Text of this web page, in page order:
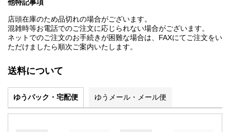
他特記事項
店頭在庫のため品切れの場合がございます。
混雑時等お電話でのご注文に応じられない場合がございます。
ネットでのご注文のお手続きが困難な場合は、FAXにてご注文をい
ただけましたら順次ご案内いたします。
送料について
ゆうパック・宅配便 ゆうメール・メール便